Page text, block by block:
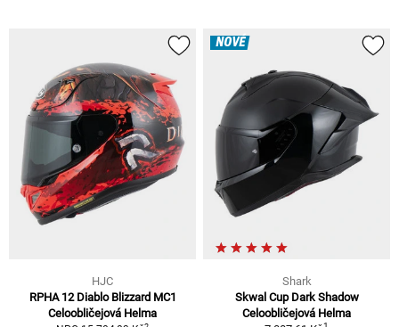
HJC
RPHA 12 Diablo Blizzard MC1
Celoobličejová Helma
NOVÉ
Shark
Skwal Cup Dark Shadow
Celoobličejová Helma